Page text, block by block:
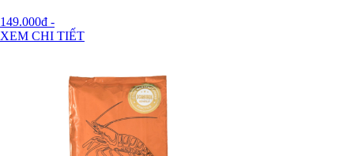
149.000đ -
XEM CHI TIẾT